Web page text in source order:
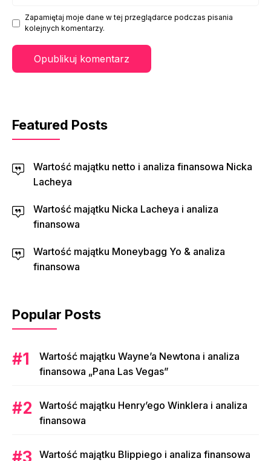
Zapamiętaj moje dane w tej przeglądarce podczas pisania
kolejnych komentarzy.
Featured Posts
Wartość majątku netto i analiza finansowa Nicka
Lacheya
Wartość majątku Nicka Lacheya i analiza
finansowa
Wartość majątku Moneybagg Yo & analiza
finansowa
Popular Posts
Wartość majątku Wayne’a Newtona i analiza
finansowa „Pana Las Vegas”
Wartość majątku Henry’ego Winklera i analiza
finansowa
Wartość majątku Blippiego i analiza finansowa